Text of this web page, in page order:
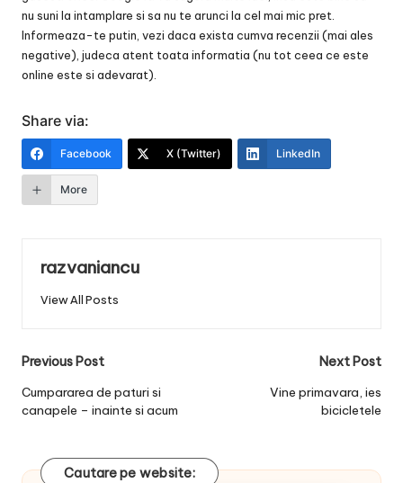
nu suni la intamplare si sa nu te arunci la cel mai mic pret.
Informeaza-te putin, vezi daca exista cumva recenzii (mai ales
negative), judeca atent toata informatia (nu tot ceea ce este
online este si adevarat).
Share via:
Facebook X (Twitter) LinkedIn
More
razvaniancu
View All Posts
Post
navigation
Previous Post
Cumpararea de paturi si
canapele – inainte si acum
Next Post
Vine primavara, ies
bicicletele
Cautare pe website: